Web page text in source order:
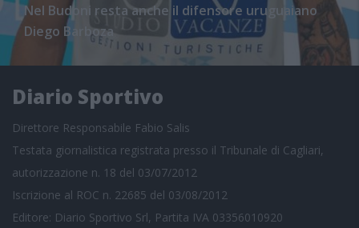
Nel Budoni resta anche il difensore uruguaiano
Diego Barboza
Diario Sportivo
Direttore Responsabile Fabio Salis
Testata giornalistica registrata presso il Tribunale di Cagliari,
autorizzazione n. 18 del 03/07/2012
Iscrizione al ROC n. 22685 del 03/08/2012
Editore: Diario Sportivo Srl, Partita IVA 03356010920